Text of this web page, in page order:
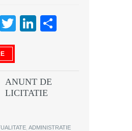
WhatsApp
TwitterLinkedIn
ANUNT DE
LICITATIE
ADMINISTRATIE